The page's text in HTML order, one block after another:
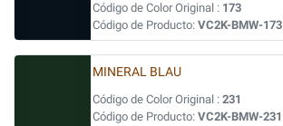
Código de Color Original : 173
Código de Producto: VC2K-BMW-173
MINERAL BLAU
Código de Color Original : 231
Código de Producto: VC2K-BMW-231